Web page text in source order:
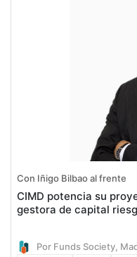
Con Iñigo Bilbao al frente
CIMD potencia su
gestora de capital
Por Funds Society,